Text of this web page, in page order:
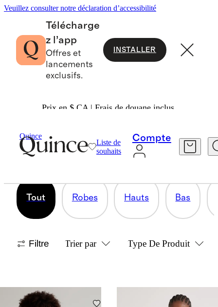
Veuillez consulter notre déclaration d’accessibilité
Télécharge
z l’app
Offres et
lancements
exclusifs.
INSTALLER
Prix en $ CA | Frais de douane inclus.
Quince
Liste de
souhaits
Compte
COLLECTION WORKWEAR
515 articles
Tout Robes Hauts Bas
Filtre Trier par Type De Produit